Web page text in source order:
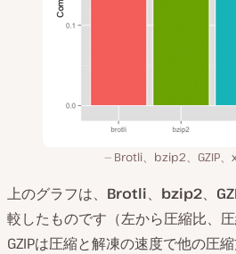
Brotli、bzip2、GZIP、
上のグラフは、 Brotli、 bzip2、
較したものです（左から圧縮比、圧
GZIPは圧縮と解凍の速度で他の圧